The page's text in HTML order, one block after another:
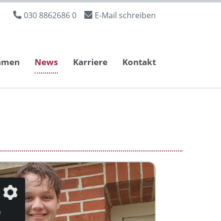
030 8862686 0 E-Mail schreiben
News Karriere Kontakt